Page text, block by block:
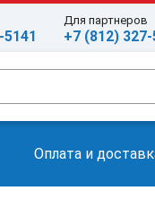
Для партнеров
+7 (812)
Оплата и